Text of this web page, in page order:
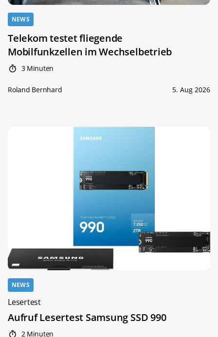
NEWS
Telekom testet fliegende
Mobilfunkzellen im Wechselbetrieb
3 Minuten
Roland Bernhard 5. Aug 2026
NEWS
Lesertest
Aufruf Lesertest Samsung SSD 990
2 Minuten